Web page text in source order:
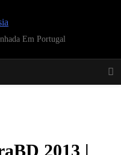
Em Portugal